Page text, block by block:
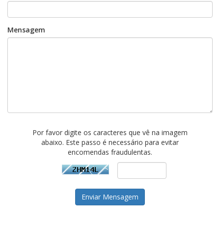
Mensagem
Por favor digite os caracteres que vê na imagem
abaixo. Este passo é necessário para evitar
encomendas fraudulentas.
Enviar Mensagem